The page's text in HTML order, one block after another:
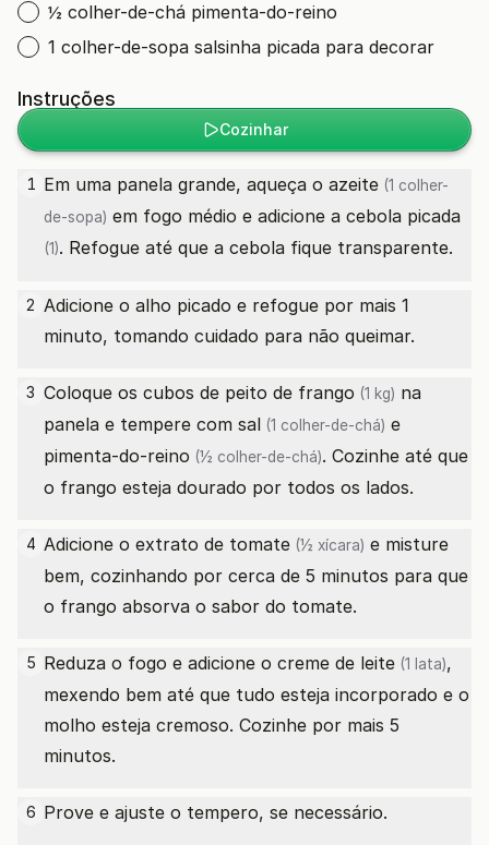
½ colher-de-chá pimenta-do-reino
1 colher-de-sopa salsinha picada para decorar
Instruções
Cozinhar
1 Em uma panela grande, aqueça o azeite (1 colher-
de-sopa) em fogo médio e adicione a cebola picada
(1). Refogue até que a cebola fique transparente.
2 Adicione o alho picado e refogue por mais 1
minuto, tomando cuidado para não queimar.
3 Coloque os cubos de peito de frango (1 kg) na
panela e tempere com sal (1 colher-de-chá) e
pimenta-do-reino (½ colher-de-chá). Cozinhe até que
o frango esteja dourado por todos os lados.
4 Adicione o extrato de tomate (½ xícara) e misture
bem, cozinhando por cerca de 5 minutos para que
o frango absorva o sabor do tomate.
5 Reduza o fogo e adicione o creme de leite (1 lata),
mexendo bem até que tudo esteja incorporado e o
molho esteja cremoso. Cozinhe por mais 5
minutos.
6 Prove e ajuste o tempero, se necessário.